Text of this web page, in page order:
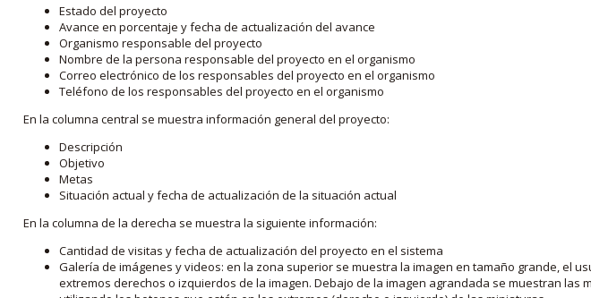
Estado del proyecto
Avance en porcentaje y fecha de actualización del avance
Organismo responsable del proyecto
Nombre de la persona responsable del proyecto en el organismo
Correo electrónico de los responsables del proyecto en el organismo
Teléfono de los responsables del proyecto en el organismo
En la columna central se muestra información general del proyecto:
Descripción
Objetivo
Metas
Situación actual y fecha de actualización de la situación actual
En la columna de la derecha se muestra la siguiente información:
Cantidad de visitas y fecha de actualización del proyecto en el sistema
Galería de imágenes y videos: en la zona superior se muestra la imagen en tamaño grande, el
extremos derechos o izquierdos de la imagen. Debajo de la imagen agrandada se muestran